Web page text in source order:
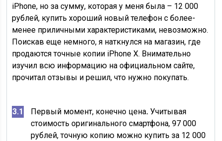
iPhone, но за сумму, которая у меня была – 12 000
рублей, купить хороший новый телефон с более-
менее приличными характеристиками, невозможно.
Поискав еще немного, я наткнулся на магазин, где
продаются точные копии iPhone X. Внимательно
изучил всю информацию на официальном сайте,
прочитал отзывы и решил, что нужно покупать.
Первый момент, конечно цена. Учитывая
стоимость оригинального смартфона, 97 000
рублей, точную копию можно купить за 12 000